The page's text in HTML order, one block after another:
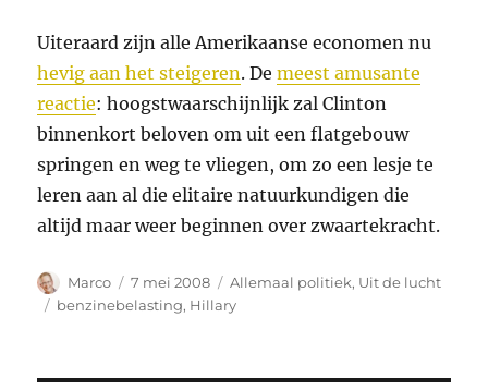
Uiteraard zijn alle Amerikaanse economen nu
hevig aan het steigeren. Demeest amusante
reactie: hoogstwaarschijnlijk zal Clinton
binnenkort beloven om uit een flatgebouw
springen en weg te vliegen, om zo een lesje te
leren aan al die elitaire natuurkundigen die
altijd maar weer beginnen over zwaartekracht.
Auteur
Marco
Geplaatst
op
7 mei 2008 Categorieën
Allemaal politiek, Uit de lucht
Tags
benzinebelasting, Hillary